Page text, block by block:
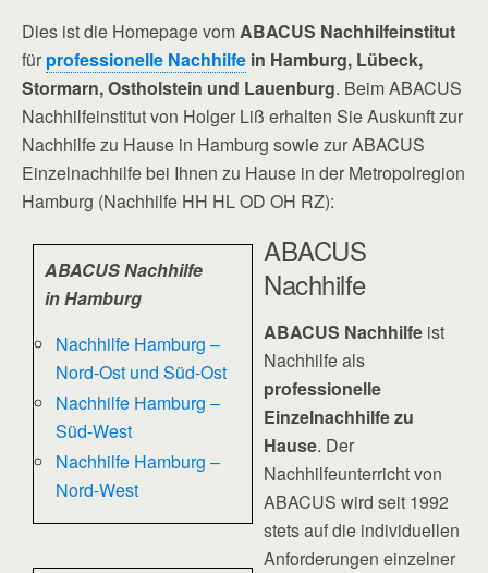
Dies ist die Homepage vomABACUS Nachhilfeinstitut
für professionelle Nachhilfe in Hamburg, Lübeck,
Stormarn, Ostholstein und Lauenburg. Beim ABACUS
Nachhilfeinstitut von Holger Liß erhalten Sie Auskunft zur
Nachhilfe zu Hause in Hamburg sowie zur ABACUS
Einzelnachhilfe bei Ihnen zu Hause in der Metropolregion
Hamburg (Nachhilfe HH HL OD OH RZ):
ABACUS Nachhilfe
in Hamburg
Nachhilfe Hamburg –
Nord-Ost und Süd-Ost
Nachhilfe Hamburg –
Süd-West
Nachhilfe Hamburg –
Nord-West
ABACUS
Nachhilfe
ABACUS Nachhilfe ist
Nachhilfe als
professionelle
Einzelnachhilfe zu
Hause. Der
Nachhilfeunterricht von
ABACUS wird seit 1992
stets auf die individuellen
Anforderungen einzelner